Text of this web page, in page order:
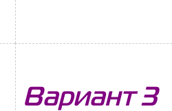
Вариант 3